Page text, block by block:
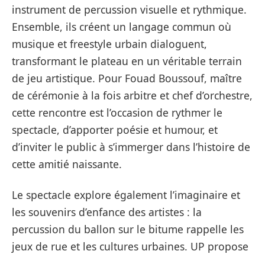
instrument de percussion visuelle et rythmique.
Ensemble, ils créent un langage commun où
musique et freestyle urbain dialoguent,
transformant le plateau en un véritable terrain
de jeu artistique. Pour Fouad Boussouf, maître
de cérémonie à la fois arbitre et chef d’orchestre,
cette rencontre est l’occasion de rythmer le
spectacle, d’apporter poésie et humour, et
d’inviter le public à s’immerger dans l’histoire de
cette amitié naissante.
Le spectacle explore également l’imaginaire et
les souvenirs d’enfance des artistes : la
percussion du ballon sur le bitume rappelle les
jeux de rue et les cultures urbaines. UP propose